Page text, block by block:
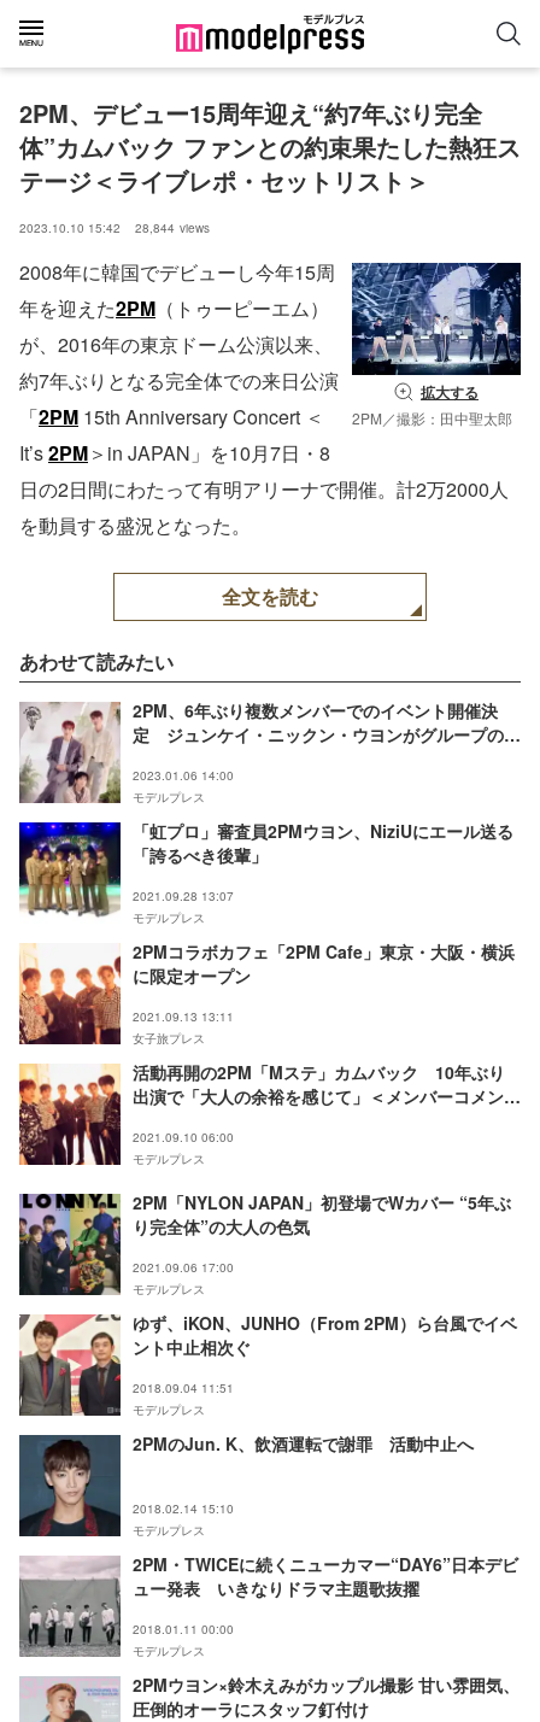
2PM、デビュー15周年迎え“約7年ぶり完全
体”カムバック ファンとの約束果たした熱狂ス
テージ＜ライブレポ・セットリスト＞
2023.10.10 15:42 28,844 views
拡大する
2PM／撮影：田中聖太郎
2008年に韓国でデビューし今年15周
年を迎えた2PM （トゥーピーエム）
が、2016年の東京ドーム公演以来、
約7年ぶりとなる完全体での来日公演
「2PM 15th Anniversary Concert ＜
It’s2PM＞in JAPAN」を10月7日・8
日の2日間にわたって有明アリーナで開催。計2万2000人
を動員する盛況となった。
全文を読む
あわせて読みたい
2PM、6年ぶり複数メンバーでのイベント開催決
定 ジュンケイ・ニックン・ウヨンがグループの楽
2023.01.06 14:00
モデルプレス
「虹プロ」審査員2PMウヨン、NiziUにエール送る
「誇るべき後輩」
2021.09.28 13:07
モデルプレス
2PMコラボカフェ「2PM Cafe」東京・大阪・横浜
に限定オープン
2021.09.13 13:11
女子旅プレス
活動再開の2PM「Mステ」カムバック 10年ぶり
出演で「大人の余裕を感じて」＜メンバーコメント
2021.09.10 06:00
モデルプレス
2PM「NYLON JAPAN」初登場でWカバー “5年ぶ
り完全体”の大人の色気
2021.09.06 17:00
モデルプレス
ゆず、iKON、JUNHO（From 2PM）ら台風でイベ
ント中止相次ぐ
2018.09.04 11:51
モデルプレス
2PMのJun. K、飲酒運転で謝罪 活動中止へ
2018.02.14 15:10
モデルプレス
2PM・TWICEに続くニューカマー“DAY6”日本デビ
ュー発表 いきなりドラマ主題歌抜擢
2018.01.11 00:00
モデルプレス
2PMウヨン×鈴木えみがカップル撮影 甘い雰囲気、
圧倒的オーラにスタッフ釘付け